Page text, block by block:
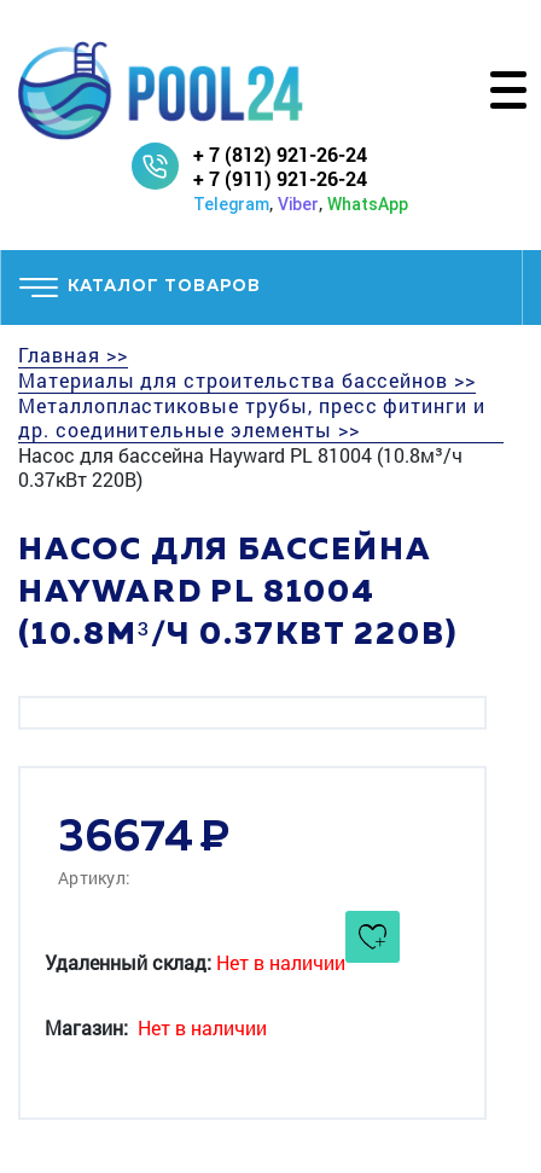
+ 7 (812) 921-26-24
+ 7 (911) 921-26-24
Telegram, Viber, WhatsApp
КАТАЛОГ ТОВАРОВ
Главная >>
Материалы для строительства бассейнов >>
Металлопластиковые трубы, пресс фитинги и
др. соединительные элементы >>
Насос для бассейна Hayward PL 81004 (10.8м³/ч
0.37кВт 220В)
НАСОС ДЛЯ БАССЕЙНА
HAYWARD PL 81004
(10.8М³/Ч 0.37КВТ 220В)
36674
Артикул:
Удаленный склад: Нет в наличии
Магазин: Нет в наличии